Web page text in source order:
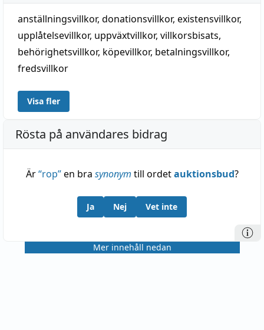
anställningsvillkor, donationsvillkor, existensvillkor,
upplåtelsevillkor, uppväxtvillkor, villkorsbisats,
behörighetsvillkor, köpevillkor, betalningsvillkor,
fredsvillkor
Visa fler
Rösta på användares bidrag
Är“rop”en bra synonym till ordetauktionsbud?
Ja Nej Vet inte
Mer innehåll nedan